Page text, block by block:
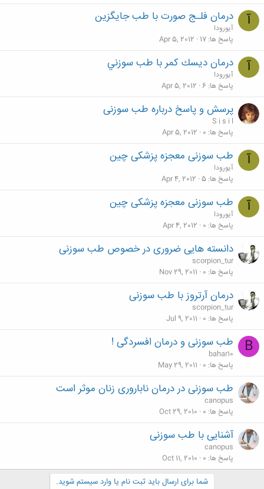
آ درمان فلـج صورت با طب جايگزين
آیورودا
پاسخ ها 17
Apr 5, 2012
آ درمان ديسك كمر با طب سوزني
آیورودا
پاسخ ها 6
Apr 5, 2012
پرسش و پاسخ درباره طب سوزنی
S i s i l
پاسخ ها 0
Apr 5, 2012
آ طب سوزنی معجزه پزشکی چین
آیورودا
پاسخ ها 5
Apr 4, 2012
آ طب سوزنی معجزه پزشکی چین
آیورودا
پاسخ ها 0
Apr 4, 2012
دانسته هایی ضروری در خصوص طب سوزنی
scorpion_tur
پاسخ ها 0
Nov 29, 2011
درمان آرتروز با طب سوزنی
scorpion_tur
پاسخ ها 0
Jul 9, 2011
B طب سوزنی و درمان افسردگی !
bahar10
پاسخ ها 0
May 29, 2011
طب سوزنی در درمان ناباروری زنان موثر است
canopus
پاسخ ها 0
Oct 29, 2010
آشنایی با طب سوزنی
canopus
پاسخ ها 0
Oct 11, 2010
شما برای ارسال باید ثبت نام یا وارد سیستم شوید.